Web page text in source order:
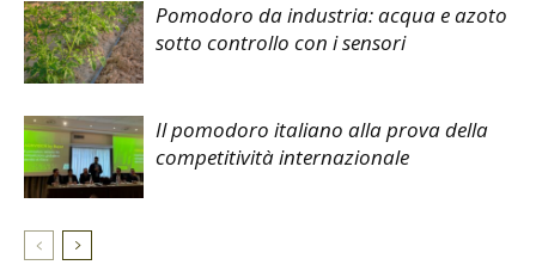
Pomodoro da industria: acqua e azoto
sotto controllo con i sensori
Il pomodoro italiano alla prova della
competitività internazionale